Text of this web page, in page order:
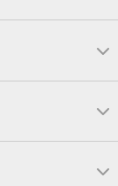
干 Icash
素食 芋頭